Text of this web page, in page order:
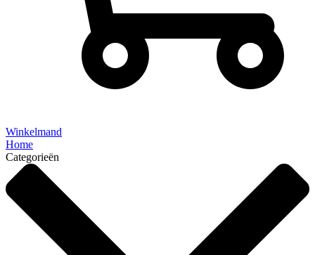
Winkelmand
Home
Categorieën